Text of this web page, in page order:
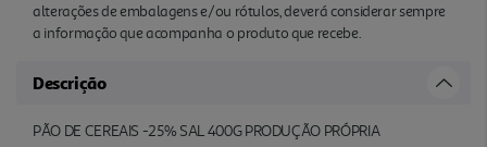
alterações de embalagens e/ou rótulos, deverá considerar sempre
a informação que acompanha o produto que recebe.
Descrição
PÃO DE CEREAIS -25% SAL 400G PRODUÇÃO PRÓPRIA